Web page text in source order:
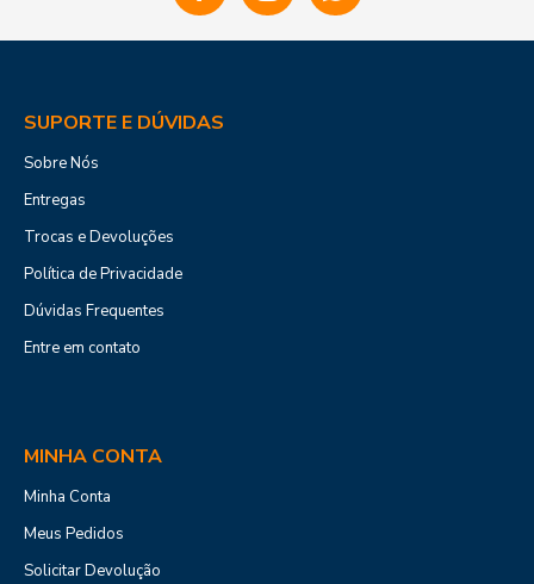
SUPORTE E DÚVIDAS
Sobre Nós
Entregas
Trocas e Devoluções
Política de Privacidade
Dúvidas Frequentes
Entre em contato
MINHA CONTA
Minha Conta
Meus Pedidos
Solicitar Devolução